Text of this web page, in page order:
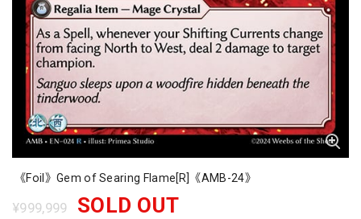
《Foil》Gem of Searing Flame[R]《AMB-24》
¥999,999 SOLD OUT